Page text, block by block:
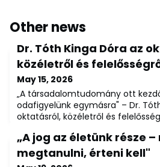
Other news
Dr. Tóth Kinga Dóra az
közéletről és
May 15, 2026
„A társadalomtudomány ott
odafigyelünk egymásra" – Dr.
oktatásról, közéletről és
május 24.A
történetekről, közösségekről és
szólnak – vallja dr. Tóth Kinga
„A jog az életünk része
megtanulni, érteni kell"